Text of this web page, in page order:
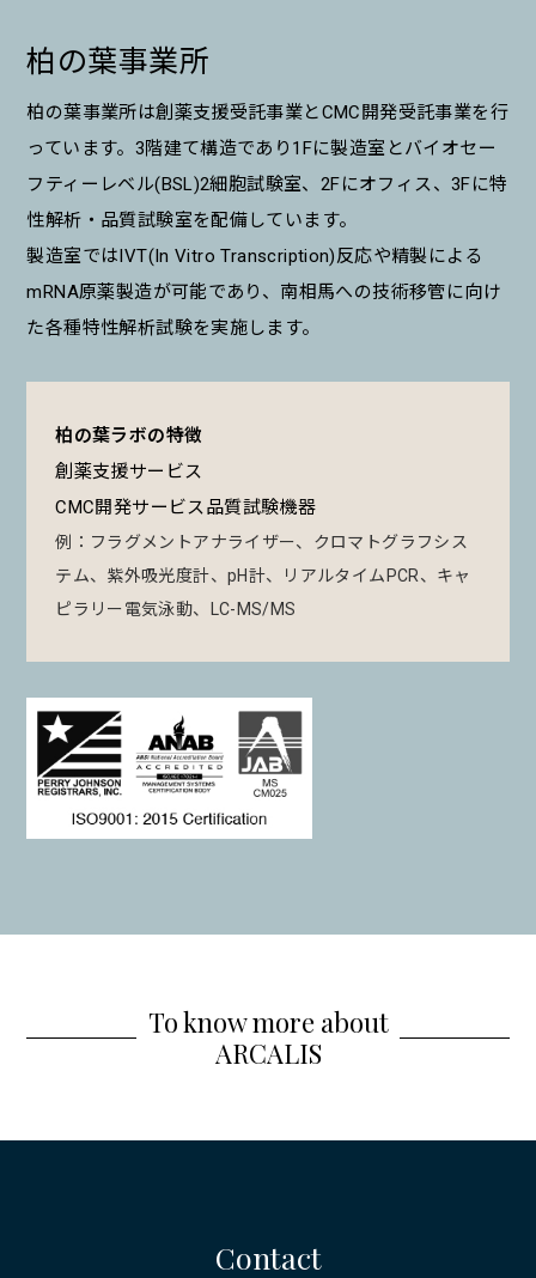
柏の葉事業所
柏の葉事業所は創薬支援受託事業とCMC開発受託事業を行
っています。3階建て構造であり1Fに製造室とバイオセー
フティーレベル(BSL)2細胞試験室、2Fにオフィス、3Fに特
性解析・品質試験室を配備しています。
製造室ではIVT(In Vitro Transcription)反応や精製による
mRNA原薬製造が可能であり、南相馬への技術移管に向け
た各種特性解析試験を実施します。
柏の葉ラボの特徴
創薬支援サービス
CMC開発サービス品質試験機器
例：フラグメントアナライザー、クロマトグラフシス
テム、紫外吸光度計、pH計、リアルタイムPCR、キャ
ピラリー電気泳動、LC-MS/MS
To know more about
ARCALIS
Contact